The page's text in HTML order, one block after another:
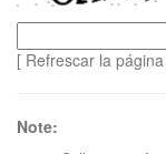
[ Refrescar la
Note: